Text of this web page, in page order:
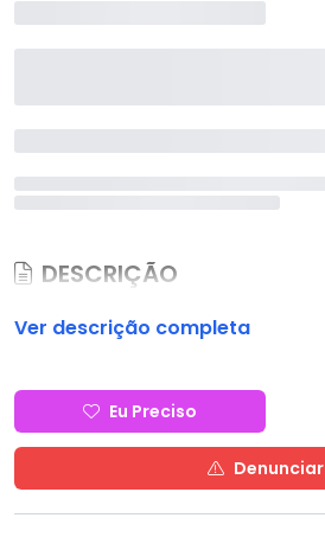
DESCRIÇÃO
Ver descrição completa
Eu Preciso
Denunciar